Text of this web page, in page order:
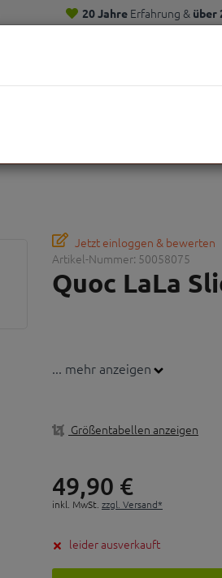
20 JahreErfahrung & über
Kunden
Jetzt einloggen & bewerten
Artikel-Nummer: 50058075
Quoc LaLa
... mehr anzeigen
Größentabellen anzeigen
49,90 €
inkl. MwSt. zzgl. Versand*
leider ausverkauft